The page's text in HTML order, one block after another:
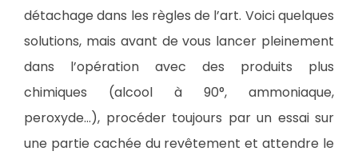
détachage dans les règles de l’art. Voici quelques
solutions, mais avant de vous lancer pleinement
dans l’opération avec des produits plus
chimiques (alcool à 90°, ammoniaque,
peroxyde…), procéder toujours par un essai sur
une partie cachée du revêtement et attendre le